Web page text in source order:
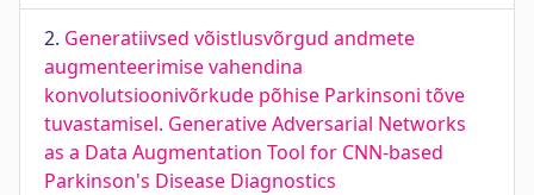
2. Generatiivsed võistlusvõrgud andmete
augmenteerimise vahendina
konvolutsioonivõrkude põhise Parkinsoni tõve
tuvastamisel. Generative Adversarial Networks
as a Data Augmentation Tool for CNN-based
Parkinson's Disease Diagnostics